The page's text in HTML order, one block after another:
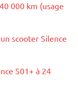
000 km (usage
scooter Silence
S01+ à 24